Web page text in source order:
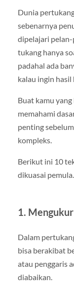
Dunia
sebenarnya
dipelajari pelan-
tukang hanya
padahal ada
kalau ingin hasil
Buat kamu
memahami
penting
kompleks.
Berikut ini 10
dikuasai pemula.
1.
Dalam
bisa berakibat
atau penggaris
diabaikan.